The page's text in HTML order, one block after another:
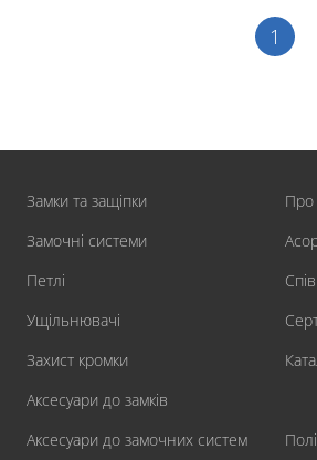
1
Замки та защіпки
Замочні системи
Петлі
Ущільнювачі
Захист кромки
Аксесуари до замків
Аксесуари до замочних систем